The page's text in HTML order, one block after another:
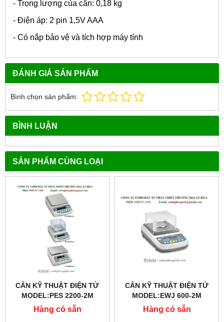
- Trọng lượng của cân: 0,18 kg
- Điện áp: 2 pin 1,5V AAA
- Có nắp bảo vệ và tích hợp máy tính
ĐÁNH GIÁ SẢN PHẨM
Bình chọn sản phẩm:
BÌNH LUẬN
SẢN PHẨM CÙNG LOẠI
CÂN KỸ THUẬT ĐIỆN TỬ
MODEL:PES 2200-2M
Hàng có sẵn
CÂN KỸ THUẬT ĐIỆN TỬ
MODEL:EWJ 600-2M
Hàng có sẵn